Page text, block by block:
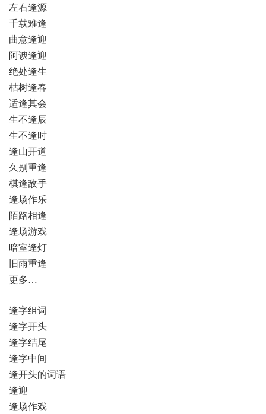
左右逢源
千载难逢
曲意逢迎
阿谀逢迎
绝处逢生
枯树逢春
适逢其会
生不逢辰
生不逢时
逢山开道
久别重逢
棋逢敌手
逢场作乐
陌路相逢
逢场游戏
暗室逢灯
旧雨重逢
更多…
逢字组词
逢字开头
逢字结尾
逢字中间
逢开头的词语
逢迎
逢场作戏